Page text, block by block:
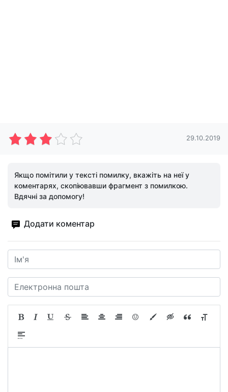
29.10.2019
Якщо помітили у тексті помилку, вкажіть на неї у
коментарях, скопіювавши фрагмент з помилкою.
Вдячні за допомогу!
Додати коментар